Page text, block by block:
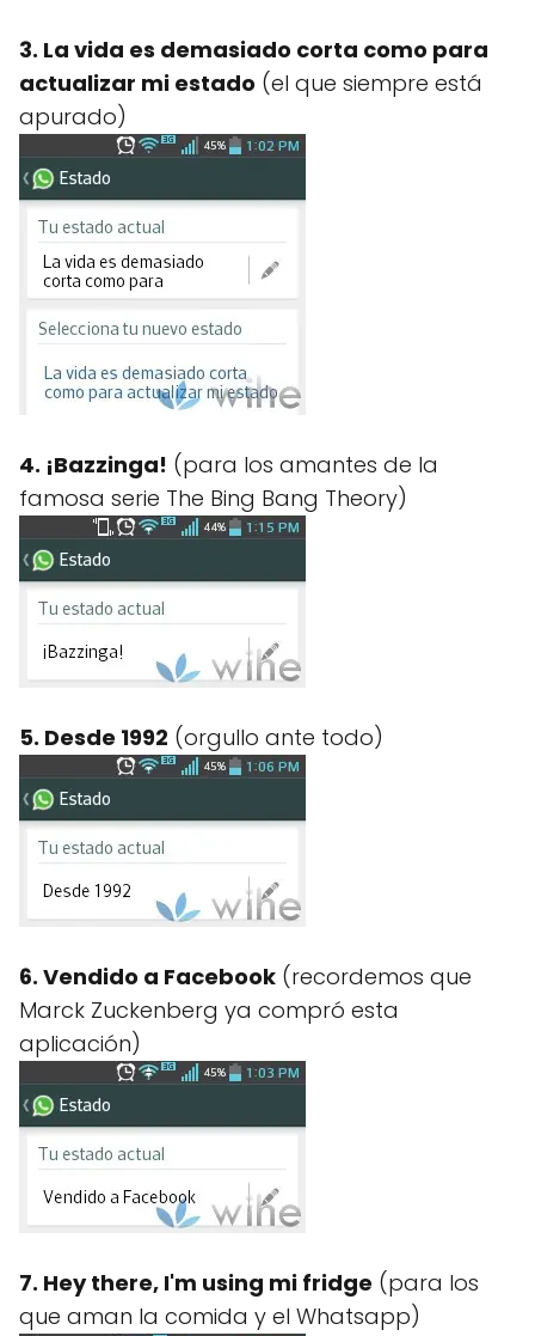
3. La vida es demasiado corta como para
actualizar mi estado (el que siempre está
apurado)
4. ¡Bazzinga! (para los amantes de la
famosa serie The Bing Bang Theory)
5. Desde 1992 (orgullo ante todo)
6. Vendido a Facebook (recordemos que
Marck Zuckenberg ya compró esta
aplicación)
7. Hey there, I'm using mi fridge (para los
que aman la comida y el Whatsapp)